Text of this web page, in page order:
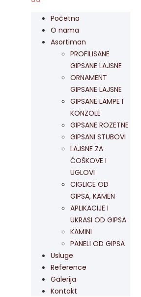
Početna
O nama
Asortiman
PROFILISANE
GIPSANE LAJSNE
ORNAMENT
GIPSANE LAJSNE
GIPSANE LAMPE I
KONZOLE
GIPSANE ROZETNE
GIPSANI STUBOVI
LAJSNE ZA
ĆOŠKOVE I
UGLOVI
CIGLICE OD
GIPSA, KAMEN
APLIKACIJE I
UKRASI OD GIPSA
KAMINI
PANELI OD GIPSA
Usluge
Reference
Galerija
Kontakt